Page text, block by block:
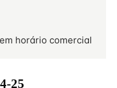
horário comercial
25